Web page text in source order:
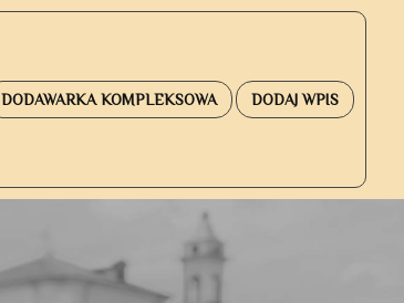
DODAWARKA KOMPLEKSOWA DODAJ WPIS